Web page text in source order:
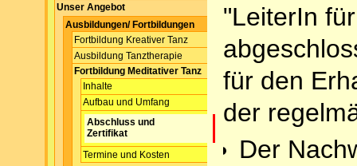
Unser Angebot
Ausbildungen/ Fortbildungen
Fortbildung Kreativer Tanz
Ausbildung Tanztherapie
Fortbildung Meditativer Tanz
Inhalte
Aufbau und Umfang
Abschluss und
Zertifikat
Termine und Kosten
"LeiterIn
für den
der
Der